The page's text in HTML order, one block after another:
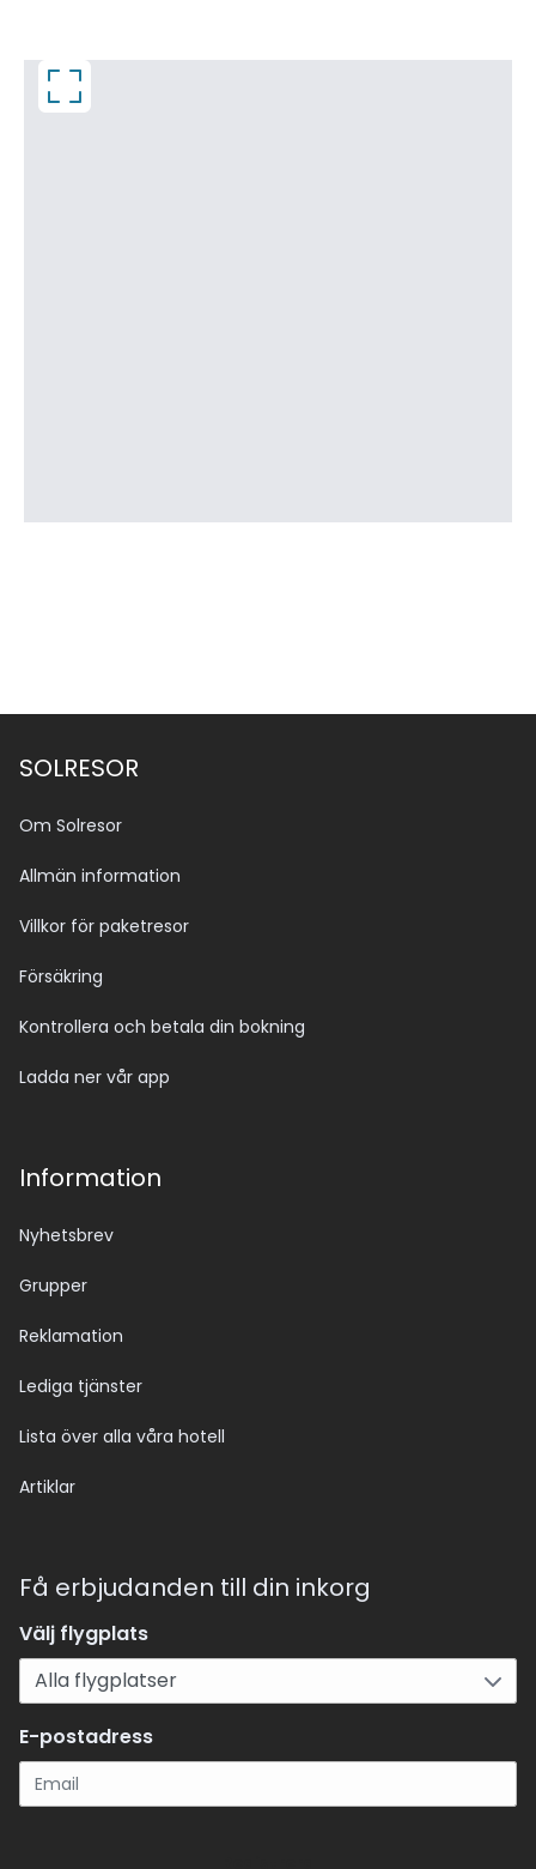
SOLRESOR
Om Solresor
Allmän information
Villkor för paketresor
Försäkring
Kontrollera och betala din bokning
Ladda ner vår app
Information
Nyhetsbrev
Grupper
Reklamation
Lediga tjänster
Lista över alla våra hotell
Artiklar
Få erbjudanden till din inkorg
Välj flygplats
E-postadress